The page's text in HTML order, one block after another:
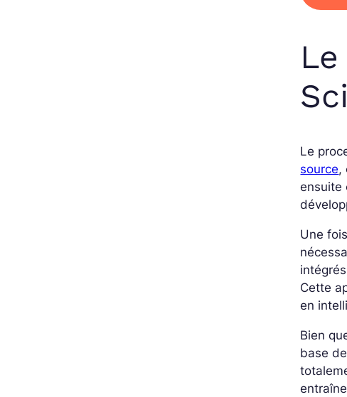
Le
source,
ensuite
Une
Cette
en
Bien
base